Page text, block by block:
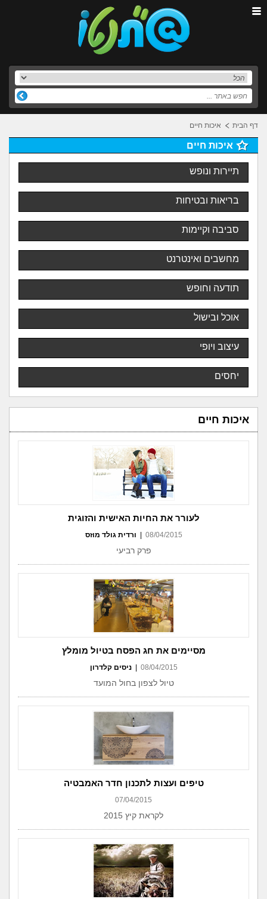
דף הבית איכות חיים
איכות חיים
תיירות ונופש
בריאות ובטיחות
סביבה וקיימות
מחשבים ואינטרנט
תודעה וחופש
אוכל ובישול
עיצוב ויופי
יחסים
איכות חיים
לעורר את החיות האישית והזוגית
08/04/2015 ורדית גולד מוזס
פרק רביעי
מסיימים את חג הפסח בטיול מומלץ
08/04/2015 ניסים קלדרון
טיול לצפון בחול המועד
טיפים ועצות לתכנון חדר האמבטיה
07/04/2015
לקראת קיץ 2015